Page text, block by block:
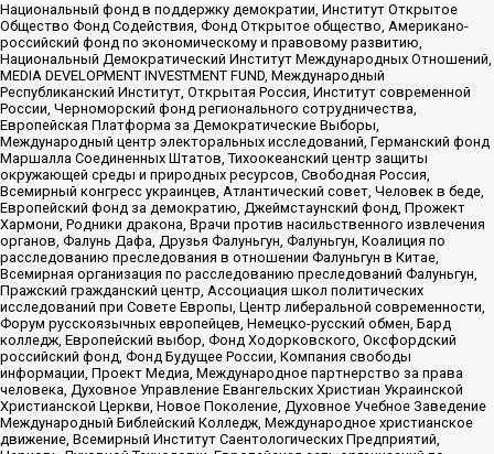
Национальный фонд в поддержку демократии, Институт Открытое
Общество Фонд Содействия, Фонд Открытое общество, Американо-
российский фонд по экономическому и правовому развитию,
Национальный Демократический Институт Международных Отношений,
MEDIA DEVELOPMENT INVESTMENT FUND, Международный
Республиканский Институт, Открытая Россия, Институт современной
России, Черноморский фонд регионального сотрудничества,
Европейская Платформа за Демократические Выборы,
Международный центр электоральных исследований, Германский фонд
Маршалла Соединенных Штатов, Тихоокеанский центр защиты
окружающей среды и природных ресурсов, Свободная Россия,
Всемирный конгресс украинцев, Атлантический совет, Человек в беде,
Европейский фонд за демократию, Джеймстаунский фонд, Прожект
Хармони, Родники дракона, Врачи против насильственного извлечения
органов, Фалунь Дафа, Друзья Фалуньгун, Фалуньгун, Коалиция по
расследованию преследования в отношении Фалуньгун в Китае,
Всемирная организация по расследованию преследований Фалуньгун,
Пражский гражданский центр, Ассоциация школ политических
исследований при Совете Европы, Центр либеральной современности,
Форум русскоязычных европейцев, Немецко-русский обмен, Бард
колледж, Европейский выбор, Фонд Ходорковского, Оксфордский
российский фонд, Фонд Будущее России, Компания свободы
информации, Проект Медиа, Международное партнерство за права
человека, Духовное Управление Евангельских Христиан Украинской
Христианской Церкви, Новое Поколение, Духовное Учебное Заведение
Международный Библейский Колледж, Международное христианское
движение, Всемирный Институт Саентологических Предприятий,